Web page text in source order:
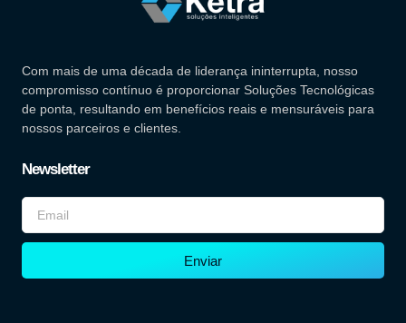
Com mais de uma década de liderança ininterrupta, nosso
compromisso contínuo é proporcionar Soluções Tecnológicas
de ponta, resultando em benefícios reais e mensuráveis para
nossos parceiros e clientes.
Newsletter
Enviar